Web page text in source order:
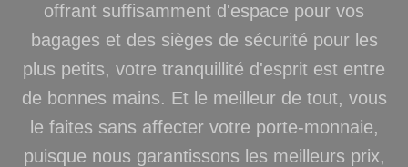
offrant suffisamment d'espace pour vos
bagages et des sièges de sécurité pour les
plus petits, votre tranquillité d'esprit est entre
de bonnes mains. Et le meilleur de tout, vous
le faites sans affecter votre porte-monnaie,
puisque nous garantissons les meilleurs prix,